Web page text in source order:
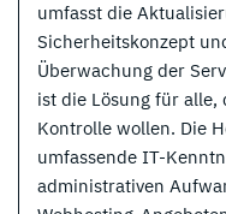
umfasst die
Sicherheitskonzept
Überwachung der
ist die Lösung für
Kontrolle wollen. Die
umfassende IT-
administrativen